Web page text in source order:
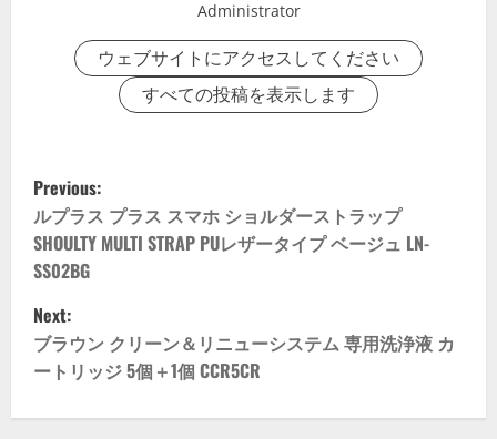
Administrator
ウェブサイトにアクセスしてください
すべての投稿を表示します
P
o
s
t
n
a
Previous:
ルプラス プラス スマホ ショルダーストラップ
SHOULTY MULTI STRAP PUレザータイプ ベージュ LN-
SS02BG
Next:
ブラウン クリーン＆リニューシステム 専用洗浄液 カ
ートリッジ 5個＋1個 CCR5CR